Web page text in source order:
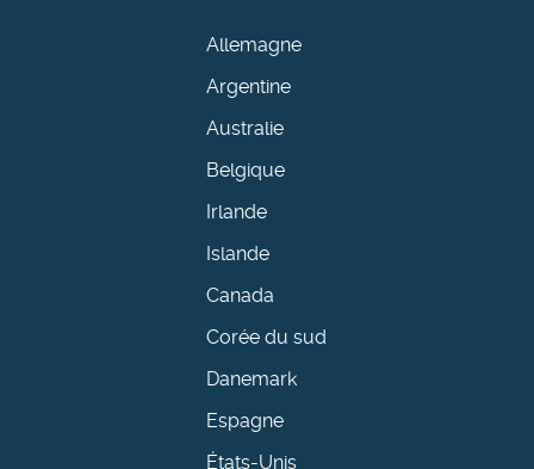
Allemagne
Argentine
Australie
Belgique
Irlande
Islande
Canada
Corée du sud
Danemark
Espagne
États-Unis